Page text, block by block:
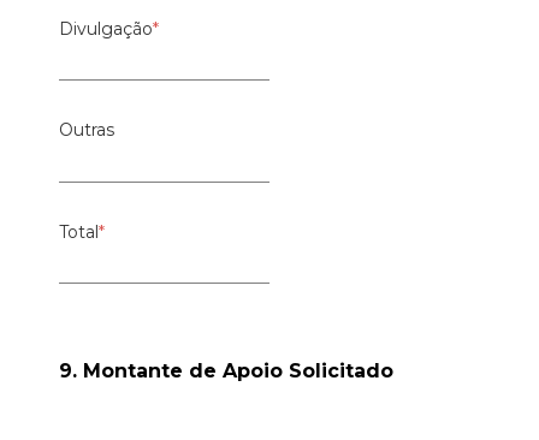
Divulgação*
Outras
Total*
9. Montante de Apoio Solicitado